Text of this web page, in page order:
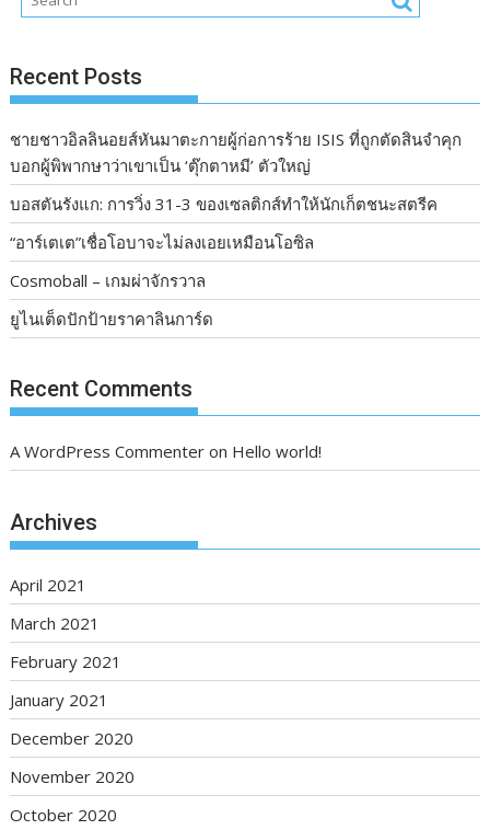
Recent Posts
ชายชาวอิลลินอยส์หันมาตะกายผู้ก่อการร้าย ISIS ที่ถูกตัดสินจำคุก
บอกผู้พิพากษาว่าเขาเป็น ‘ตุ๊กตาหมี’ ตัวใหญ่
บอสตันรังแก: การวิ่ง 31-3 ของเซลติกส์ทำให้นักเก็ตชนะสตรีค
“อาร์เตเต”เชื่อโอบาจะไม่ลงเอยเหมือนโอซิล
Cosmoball – เกมผ่าจักรวาล
ยูไนเต็ดปักป้ายราคาลินการ์ด
Recent Comments
A WordPress Commenter on Hello world!
Archives
April 2021
March 2021
February 2021
January 2021
December 2020
November 2020
October 2020